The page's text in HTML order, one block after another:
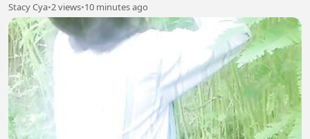
Stacy Cya•2 views•10 minutes ago